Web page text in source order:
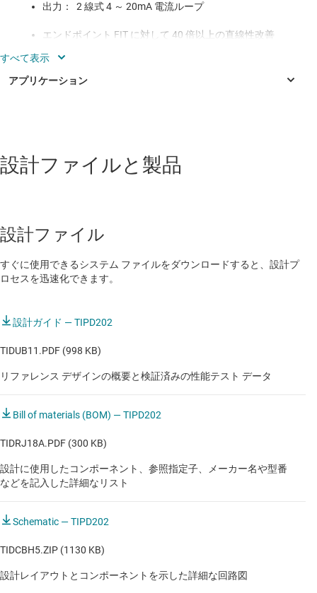
出力： 2 線式 4 ～ 20mA 電流ループ
エンドポイント FIT に対して 40 倍以上の直線性改善
を実現するアナログ RTD センサ線形化機能を搭載
リファレンス デザインには、理論と計算された誤差分
メモリと半導体の試験装置
設計ファイルと製品
設計ファイル
すぐに使用できるシステム ファイルをダウンロードすると、設計プ
ロセスを迅速化できます。
設計ガイド — TIPD202
TIDUB11.PDF (998 KB)
リファレンス デザインの概要と検証済みの性能テスト データ
Bill of materials (BOM) — TIPD202
TIDRJ18A.PDF (300 KB)
設計に使用したコンポーネント、参照指定子、メーカー名や型番
などを記入した詳細なリスト
Schematic — TIPD202
TIDCBH5.ZIP (1130 KB)
設計レイアウトとコンポーネントを示した詳細な回路図